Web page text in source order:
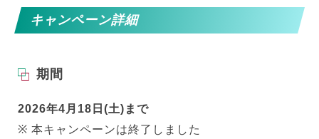
キャンペーン詳細
期間
2026年4月18日(土)まで
※ 本キャンペーンは終了しました